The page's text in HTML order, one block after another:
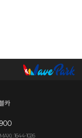
: 1644-1026